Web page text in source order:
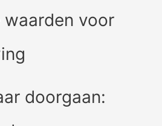
voor
doorgaan: